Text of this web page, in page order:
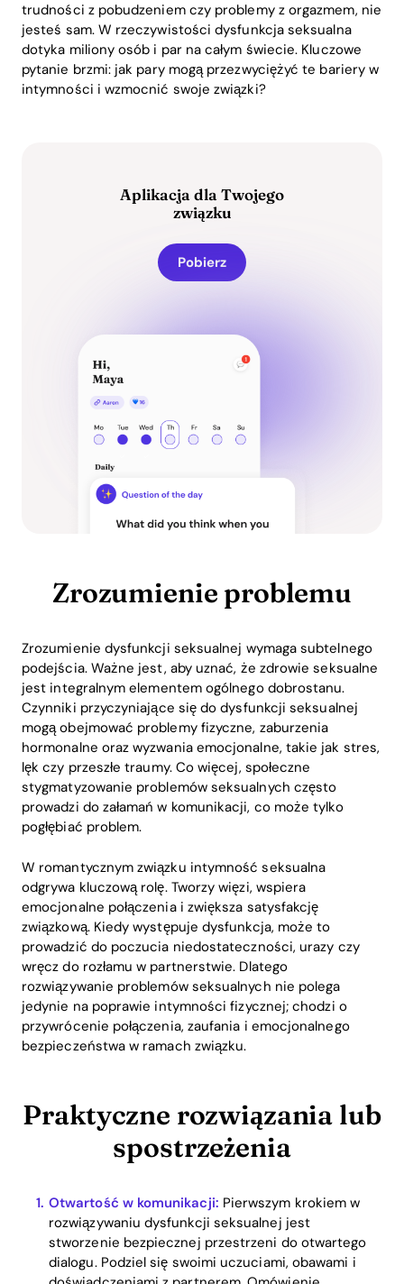
trudności z pobudzeniem czy problemy z orgazmem, nie
jesteś sam. W rzeczywistości dysfunkcja seksualna
dotyka miliony osób i par na całym świecie. Kluczowe
pytanie brzmi: jak pary mogą przezwyciężyć te bariery w
intymności i wzmocnić swoje związki?
Aplikacja dla Twojego
związku
Pobierz
Zrozumienie problemu
Zrozumienie dysfunkcji seksualnej wymaga subtelnego
podejścia. Ważne jest, aby uznać, że zdrowie seksualne
jest integralnym elementem ogólnego dobrostanu.
Czynniki przyczyniające się do dysfunkcji seksualnej
mogą obejmować problemy fizyczne, zaburzenia
hormonalne oraz wyzwania emocjonalne, takie jak stres,
lęk czy przeszłe traumy. Co więcej, społeczne
stygmatyzowanie problemów seksualnych często
prowadzi do załamań w komunikacji, co może tylko
pogłębiać problem.
W romantycznym związku intymność seksualna
odgrywa kluczową rolę. Tworzy więzi, wspiera
emocjonalne połączenia i zwiększa satysfakcję
związkową. Kiedy występuje dysfunkcja, może to
prowadzić do poczucia niedostateczności, urazy czy
wręcz do rozłamu w partnerstwie. Dlatego
rozwiązywanie problemów seksualnych nie polega
jedynie na poprawie intymności fizycznej; chodzi o
przywrócenie połączenia, zaufania i emocjonalnego
bezpieczeństwa w ramach związku.
Praktyczne rozwiązania lub
spostrzeżenia
Otwartość w komunikacji: Pierwszym krokiem w
rozwiązywaniu dysfunkcji seksualnej jest
stworzenie bezpiecznej przestrzeni do otwartego
dialogu. Podziel się swoimi uczuciami, obawami i